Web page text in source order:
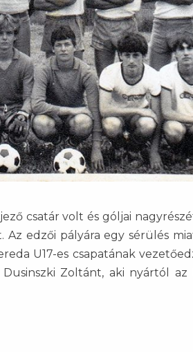
csatár volt és góljai
edzői pályára egy sérülés
U17-es csapatának
Zoltánt, aki nyártól az